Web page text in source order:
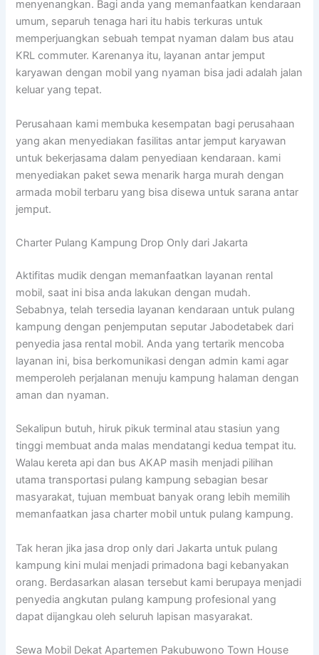
menyenangkan. Bagi anda yang memanfaatkan kendaraan
umum, separuh tenaga hari itu habis terkuras untuk
memperjuangkan sebuah tempat nyaman dalam bus atau
KRL commuter. Karenanya itu, layanan antar jemput
karyawan dengan mobil yang nyaman bisa jadi adalah jalan
keluar yang tepat.
Perusahaan kami membuka kesempatan bagi perusahaan
yang akan menyediakan fasilitas antar jemput karyawan
untuk bekerjasama dalam penyediaan kendaraan. kami
menyediakan paket sewa menarik harga murah dengan
armada mobil terbaru yang bisa disewa untuk sarana antar
jemput.
Charter Pulang Kampung Drop Only dari Jakarta
Aktifitas mudik dengan memanfaatkan layanan rental
mobil, saat ini bisa anda lakukan dengan mudah.
Sebabnya, telah tersedia layanan kendaraan untuk pulang
kampung dengan penjemputan seputar Jabodetabek dari
penyedia jasa rental mobil. Anda yang tertarik mencoba
layanan ini, bisa berkomunikasi dengan admin kami agar
memperoleh perjalanan menuju kampung halaman dengan
aman dan nyaman.
Sekalipun butuh, hiruk pikuk terminal atau stasiun yang
tinggi membuat anda malas mendatangi kedua tempat itu.
Walau kereta api dan bus AKAP masih menjadi pilihan
utama transportasi pulang kampung sebagian besar
masyarakat, tujuan membuat banyak orang lebih memilih
memanfaatkan jasa charter mobil untuk pulang kampung.
Tak heran jika jasa drop only dari Jakarta untuk pulang
kampung kini mulai menjadi primadona bagi kebanyakan
orang. Berdasarkan alasan tersebut kami berupaya menjadi
penyedia angkutan pulang kampung profesional yang
dapat dijangkau oleh seluruh lapisan masyarakat.
Sewa Mobil Dekat Apartemen Pakubuwono Town House